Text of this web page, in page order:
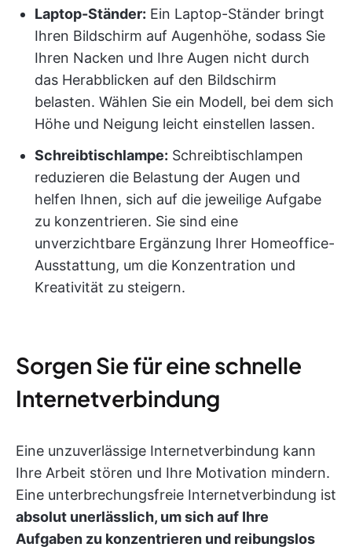
Laptop-Ständer: Ein Laptop-Ständer bringt
Ihren Bildschirm auf Augenhöhe, sodass Sie
Ihren Nacken und Ihre Augen nicht durch
das Herabblicken auf den Bildschirm
belasten. Wählen Sie ein Modell, bei dem sich
Höhe und Neigung leicht einstellen lassen.
Schreibtischlampe: Schreibtischlampen
reduzieren die Belastung der Augen und
helfen Ihnen, sich auf die jeweilige Aufgabe
zu konzentrieren. Sie sind eine
unverzichtbare Ergänzung Ihrer Homeoffice-
Ausstattung, um die Konzentration und
Kreativität zu steigern.
Sorgen Sie für eine schnelle
Internetverbindung
Eine unzuverlässige Internetverbindung kann
Ihre Arbeit stören und Ihre Motivation mindern.
Eine unterbrechungsfreie Internetverbindung ist
absolut unerlässlich, um sich auf Ihre
Aufgaben zu konzentrieren und reibungslos